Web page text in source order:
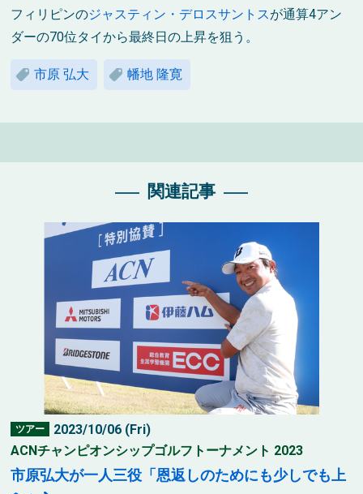
フィリピンのジャスティン・デロスサントスが通算4アン
ダーの70位タイから最終日の上昇を狙う。
市原 弘大 幡地 隆寛
関連記事
ツアー
2023/10/06 (Fri)
ACNチャンピオンシップゴルフトーナメント 2023
市原弘大が一人三役「恩返しのためにも少しでも上